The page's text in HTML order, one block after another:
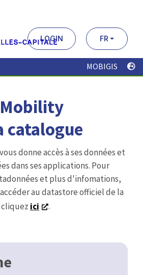
LOGIN FR
MOBIGIS
catalogue
donne accès à ses données et
dans ses applications. Pour
et plus d'infomations,
au datastore officiel de la
ici .